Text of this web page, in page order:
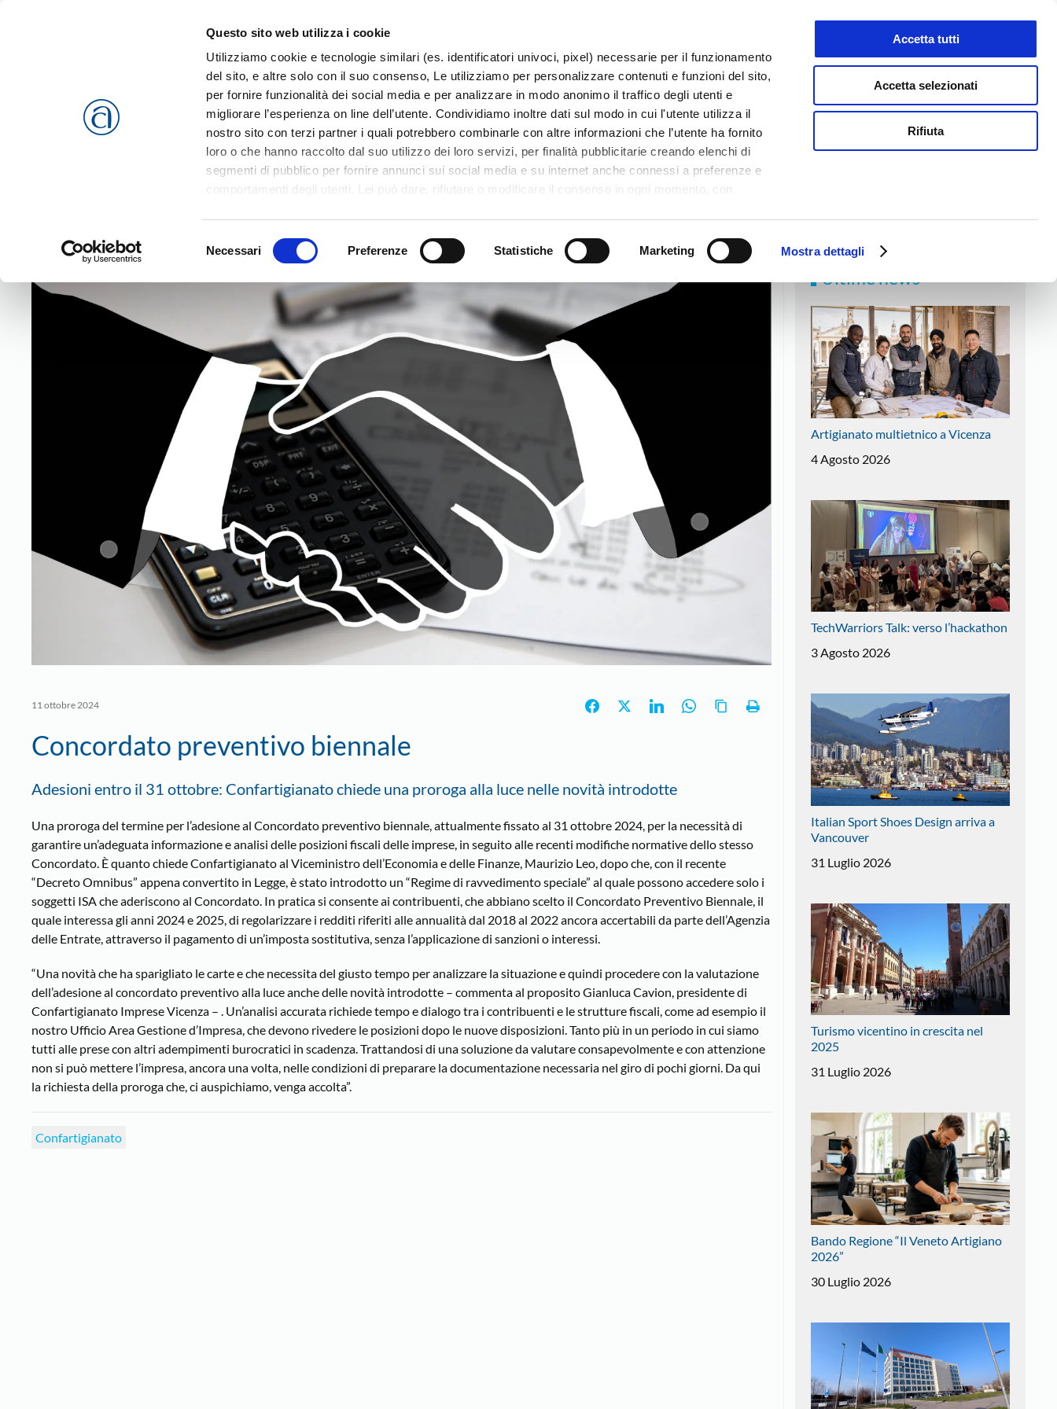
Questo sito web utilizza i cookie
Utilizziamo cookie e tecnologie similari (es. identificatori univoci, pixel) necessarie per il funzionamento
del sito, e altre solo con il suo consenso, Le utilizziamo per personalizzare contenuti e funzioni del sito,
per fornire funzionalità dei social media e per analizzare in modo anonimo il traffico degli utenti e
migliorare l’esperienza on line dell’utente. Condividiamo inoltre dati sul modo in cui l'utente utilizza il
nostro sito con terzi partner i quali potrebbero combinarle con altre informazioni che l’utente ha fornito
loro o che hanno raccolto dal suo utilizzo dei loro servizi, per finalità pubblicitarie creando elenchi di
segmenti di pubblico per fornire annunci sui social media e su internet anche connessi a preferenze e
comportamenti degli utenti. Lei può dare, rifiutare o modificare il consenso in ogni momento, con
cookies che vengono usati e sulla loro condivisione con i terzi partner può leggere la ns. Cookie Policy.
del
Necessari Preferenze Statistiche Marketing Mostra dettagli
Accetta tutti
Accetta selezionati
Rifiuta
CHI SIAMO SERVIZI TERRITORIO SISTEMI E MESTIERI PROGETTI NEWS CONTATTI
11 ottobre 2024
Concordato preventivo biennale
Adesioni entro il 31 ottobre: Confartigianato chiede una proroga alla luce nelle novità introdotte
Una proroga del termine per l’adesione al Concordato preventivo biennale, attualmente fissato al 31 ottobre 2024, per la necessità di
garantire un’adeguata informazione e analisi delle posizioni fiscali delle imprese, in seguito alle recenti modifiche normative dello stesso
Concordato. È quanto chiede Confartigianato al Viceministro dell’Economia e delle Finanze, Maurizio Leo, dopo che, con il recente
“Decreto Omnibus” appena convertito in Legge, è stato introdotto un “Regime di ravvedimento speciale” al quale possono accedere solo i
soggetti ISA che aderiscono al Concordato. In pratica si consente ai contribuenti, che abbiano scelto il Concordato Preventivo Biennale, il
quale interessa gli anni 2024 e 2025, di regolarizzare i redditi riferiti alle annualità dal 2018 al 2022 ancora accertabili da parte dell’Agenzia
delle Entrate, attraverso il pagamento di un’imposta sostitutiva, senza l’applicazione di sanzioni o interessi.
“Una novità che ha sparigliato le carte e che necessita del giusto tempo per analizzare la situazione e quindi procedere con la valutazione
dell’adesione al concordato preventivo alla luce anche delle novità introdotte – commenta al proposito Gianluca Cavion, presidente di
Confartigianato Imprese Vicenza – . Un’analisi accurata richiede tempo e dialogo tra i contribuenti e le strutture fiscali, come ad esempio il
nostro Ufficio Area Gestione d’Impresa, che devono rivedere le posizioni dopo le nuove disposizioni. Tanto più in un periodo in cui siamo
tutti alle prese con altri adempimenti burocratici in scadenza. Trattandosi di una soluzione da valutare consapevolmente e con attenzione
non si può mettere l’impresa, ancora una volta, nelle condizioni di preparare la documentazione necessaria nel giro di pochi giorni. Da qui
la richiesta della proroga che, ci auspichiamo, venga accolta”.
Confartigianato
Ultime news
Artigianato multietnico a Vicenza
4 Agosto 2026
TechWarriors Talk: verso l’hackathon
3 Agosto 2026
Italian Sport Shoes Design arriva a
Vancouver
31 Luglio 2026
Turismo vicentino in crescita nel
2025
31 Luglio 2026
Bando Regione “Il Veneto Artigiano
2026”
30 Luglio 2026